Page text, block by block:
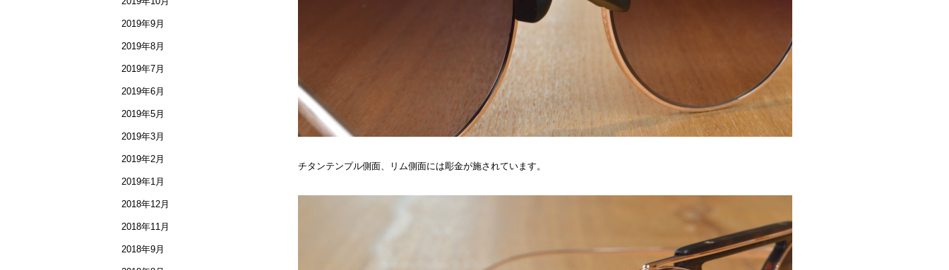
チタンテンプル側面、リム側面には彫金が施されています。
2019年9月
2019年8月
2019年7月
2019年6月
2019年5月
2019年3月
2019年2月
2019年1月
2018年12月
2018年11月
2018年9月